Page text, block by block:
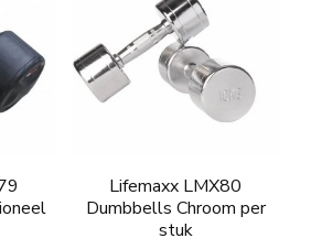
Lifemaxx LMX80
Dumbbells Chroom per
stuk